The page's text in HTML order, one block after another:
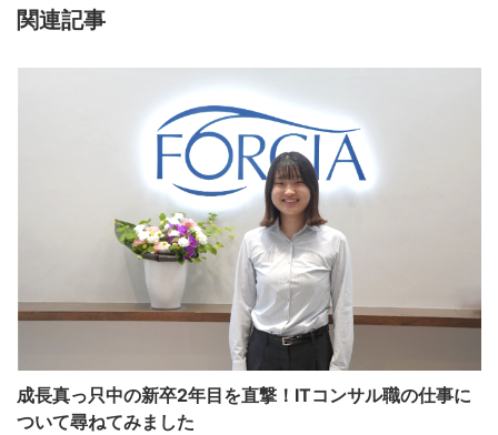
関連記事
成長真っ只中の新卒2年目を直撃！ITコンサル職の仕事に
ついて尋ねてみました